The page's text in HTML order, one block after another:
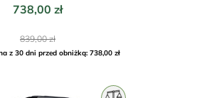
Cena
738,00 zł
Cena
podstawowa
839,00 zł
z 30 dni przed obniżką: 738,00 zł